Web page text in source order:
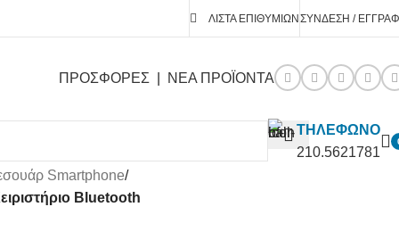
ΛΊΣΤΑ ΕΠΙΘΥΜΙΏΝΣΎΝΔΕΣΗ /
ΠΡΟΣΦΟΡΕΣ ΝΕΑ ΠΡΟΪΟΝΤΑ
ΤΗΛΕΦΩΝΟ
210.5621781
Smartphone/
Bluetooth